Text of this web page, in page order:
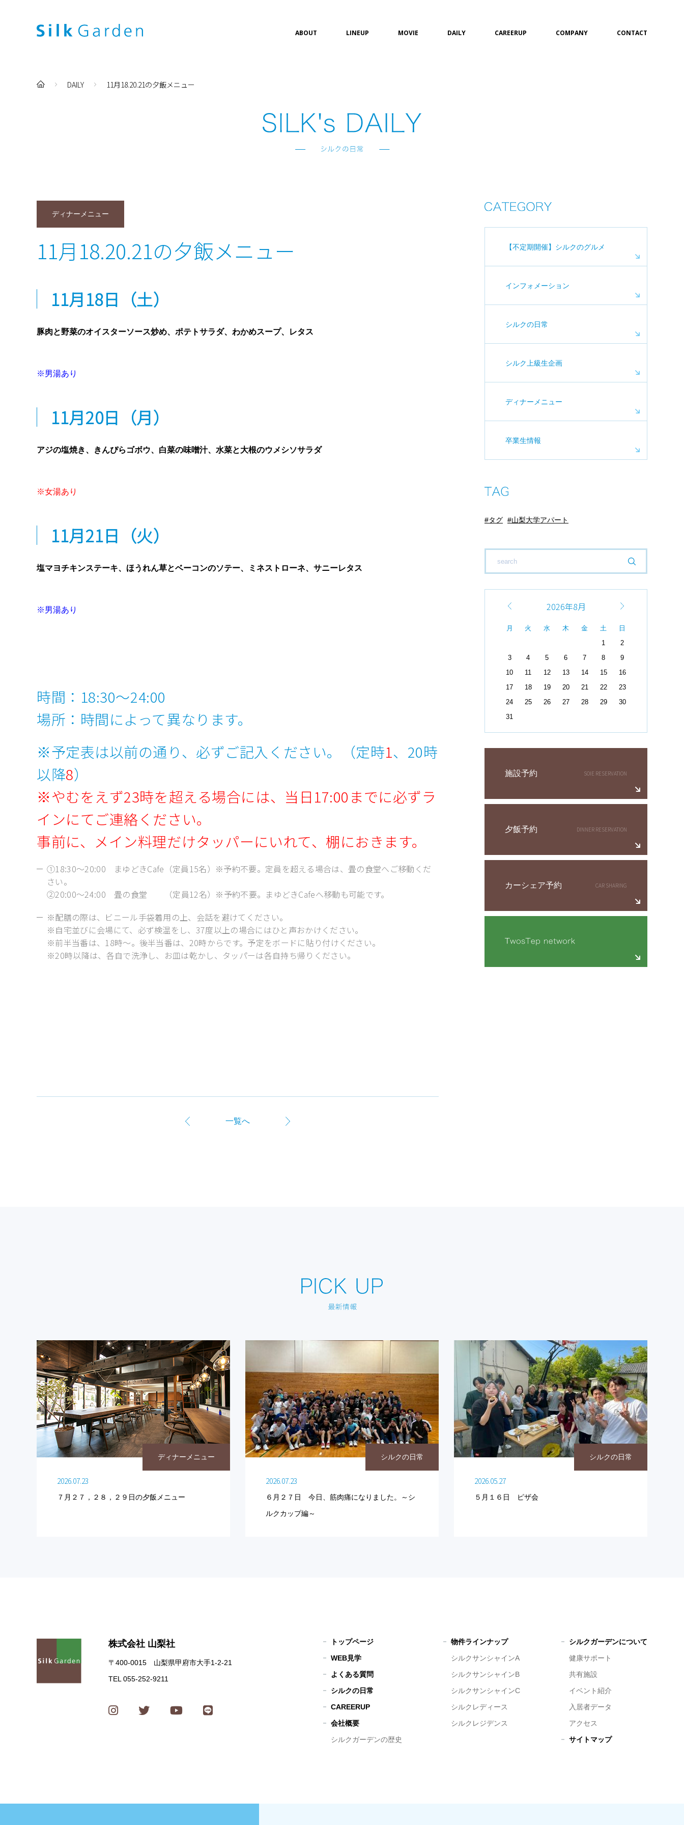
ABOUT LINEUP MOVIE DAILY CAREERUP COMPANY CONTACT
DAILY 11月18.20.21の夕飯メニュー
ディナーメニュー
11月18.20.21の夕飯メニュー
11月18日 （土）
豚肉と野菜のオイスターソース炒め、ポテトサラダ、わかめスープ、レタス
※男湯あり
11月20日 （月）
アジの塩焼き、きんぴらゴボウ、白菜の味噌汁、水菜と大根のウメシソサラダ
※女湯あり
11月21日 （火）
塩マヨチキンステーキ、ほうれん草とベーコンのソテー、ミネストローネ、サニーレタス
※男湯あり
時間：18:30～24:00
場所：時間によって異なります。
※予定表は以前の通り、必ずご記入ください。（定時1、20時
以降8）
※やむをえず23時を超える場合には、当日17:00までに必ずラ
インにてご連絡ください。
事前に、メイン料理だけタッパーにいれて、棚におきます。
①18:30～20:00 まゆどきCafe（定員15名）※予約不要。定員を超える場合は、畳の食堂へご移動くだ
さい。
②20:00～24:00 畳の食堂 （定員12名）※予約不要。まゆどきCafeへ移動も可能です。
※配膳の際は、ビニール手袋着用の上、会話を避けてください。
※自宅並びに会場にて、必ず検温をし、37度以上の場合にはひと声おかけください。
※前半当番は、18時～。後半当番は、20時からです。予定をボードに貼り付けください。
※20時以降は、各自で洗浄し、お皿は乾かし、タッパーは各自持ち帰りください。
一覧へ
【不定期開催】シルクのグルメ
インフォメーション
シルクの日常
シルク上級生企画
ディナーメニュー
卒業生情報
タグ 山梨大学アパート
2026年8月
月 火 水 木 金 土
日
1
2
3
4 5 6 7 8
9
10
11 12 13 14 15
16
17
18 19 20 21 22
23
24
25 26 27 28 29
30
31
施設予約
夕飯予約
カーシェア予約
ディナーメニュー
2026.07.23
７月２７，２８，２９日の夕飯メニュー
シルクの日常
2026.07.23
６月２７日 今日、筋肉痛になりました。～シ
ルクカップ編～
シルクの日常
2026.05.27
５月１６日 ピザ会
株式会社 山梨社
〒400-0015 山梨県甲府市大手1-2-21
TEL 055-252-9211
トップページ
WEB見学
よくある質問
シルクの日常
CAREERUP
会社概要
シルクガーデンの歴史
物件ラインナップ
シルクサンシャインA
シルクサンシャインB
シルクサンシャインC
シルクレディース
シルクレジデンス
シルクガーデンについて
健康サポート
共有施設
イベント紹介
入居者データ
アクセス
サイトマップ